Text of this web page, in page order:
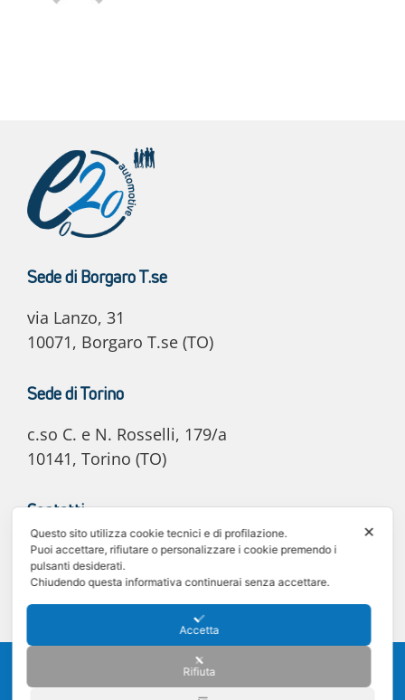
Sede di Borgaro T.se
via Lanzo, 31
10071, Borgaro T.se (TO)
Sede di Torino
c.so C. e N. Rosselli, 179/a
10141, Torino (TO)
Contatti
E-mail: info@e20automotive.it
Tel. 011 02.06.030
©2025 e20 Automotive S.r.l. - C.F. e P. IVA 12242340011 -
Sede legale: Via Lanzo 31, 10071 Borgaro Torinese (TO) - Registro delle
✕
Questo sito utilizza cookie tecnici e di profilazione.
Puoi accettare, rifiutare o personalizzare i cookie premendo i
pulsanti desiderati.
Chiudendo questa informativa continuerai senza accettare.
Accetta
Rifiuta